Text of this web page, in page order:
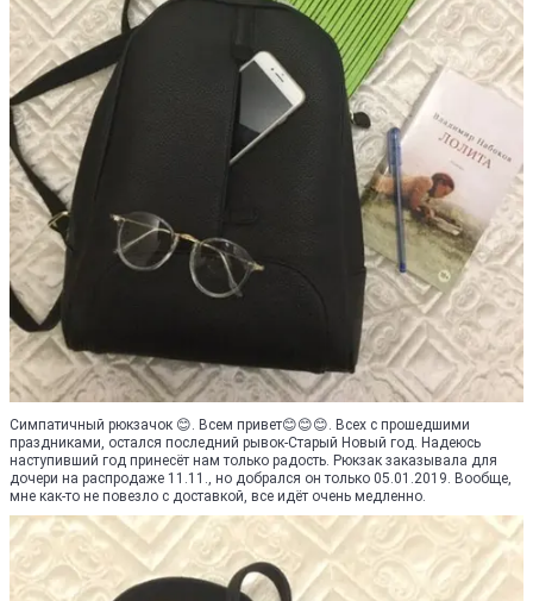
Симпатичный рюкзачок 😊. Всем привет😊😊😊. Всех с прошедшими
праздниками, остался последний рывок-Старый Новый год. Надеюсь
наступивший год принесёт нам только радость. Рюкзак заказывала для
дочери на распродаже 11.11., но добрался он только 05.01.2019. Вообще,
мне как-то не повезло с доставкой, все идёт очень медленно.